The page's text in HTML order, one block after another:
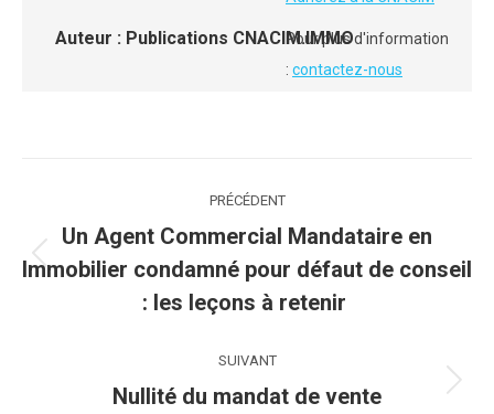
Pour plus d'information
: contactez-nous
Auteur : Publications CNACIM.IMMO
article
PRÉCÉDENT
Article
précédent
Un Agent Commercial Mandataire en
Immobilier condamné pour défaut de conseil
: les leçons à retenir
SUIVANT
Article
Nullité du mandat de vente